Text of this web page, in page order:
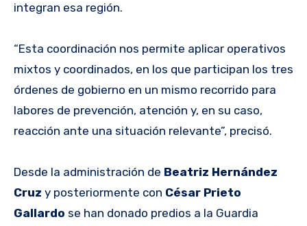
integran esa región.
“Esta coordinación nos permite aplicar operativos
mixtos y coordinados, en los que participan los tres
órdenes de gobierno en un mismo recorrido para
labores de prevención, atención y, en su caso,
reacción ante una situación relevante”, precisó.
Desde la administración de Beatriz Hernández
Cruz y posteriormente con César Prieto
Gallardo se han donado predios a la Guardia